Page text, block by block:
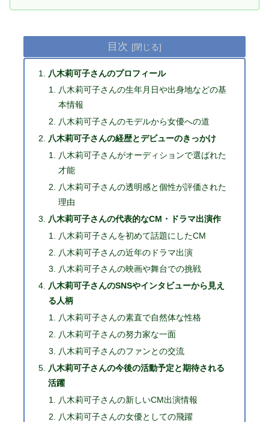
目次
八木莉可子さんのプロフィール
八木莉可子さんの生年月日や出身地などの基
本情報
八木莉可子さんのモデルから女優への道
八木莉可子さんの経歴とデビューのきっかけ
八木莉可子さんがオーディションで選ばれた
才能
八木莉可子さんの透明感と個性が評価された
理由
八木莉可子さんの代表的なCM・ドラマ出演作
八木莉可子さんを初めて話題にしたCM
八木莉可子さんの近年のドラマ出演
八木莉可子さんの映画や舞台での挑戦
八木莉可子さんのSNSやインタビューから見え
る人柄
八木莉可子さんの素直で自然体な性格
八木莉可子さんの努力家な一面
八木莉可子さんのファンとの交流
八木莉可子さんの今後の活動予定と期待される
活躍
八木莉可子さんの新しいCM出演情報
八木莉可子さんの女優としての飛躍